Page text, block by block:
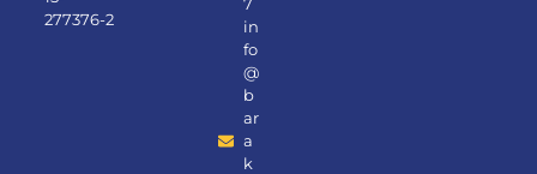
277376-2
in
fo
@
b
ar
a
k